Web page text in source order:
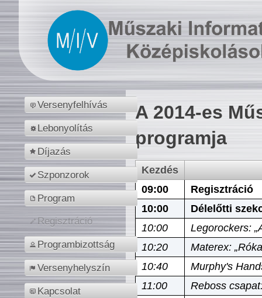
Versenyfelhívás
Lebonyolítás
Díjazás
Szponzorok
Program
Regisztráció
Programbizottság
Versenyhelyszín
Kapcsolat
A 2014-es
programja
Kezdés
09:00
Regisztráció
10:00
Délelőtti
10:00
Legorockers:
10:20
Materex:
10:40
Murphy's
11:00
Reboss